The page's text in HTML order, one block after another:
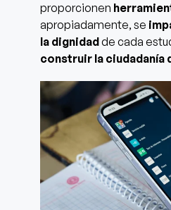
proporcionen
apropiadamente, se
la dignidadde cada
construir la ciudadanía